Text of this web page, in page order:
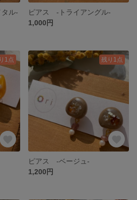
ル-
ピアス -トライアングル-
1,000円
1点 残り1点
ピアス -ベージュ-
1,200円